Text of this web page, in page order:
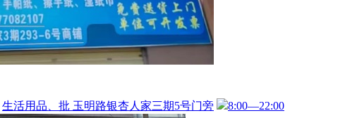
生活用品、批 玉明路银杏人家三期5号门旁 8:00—22:00